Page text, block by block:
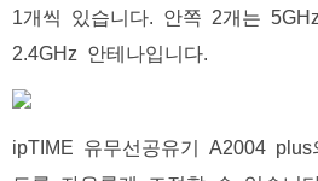
1개씩 있습니다. 안쪽 2개는
2.4GHz 안테나입니다.
ipTIME 유무선공유기 A2004